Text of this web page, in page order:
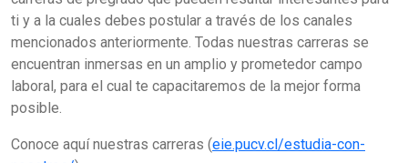
ti y a la cuales debes postular a través de los canales
mencionados anteriormente. Todas nuestras carreras se
encuentran inmersas en un amplio y prometedor campo
laboral, para el cual te capacitaremos de la mejor forma
posible.
Conoce aquí nuestras carreras (eie.pucv.cl/estudia-con-